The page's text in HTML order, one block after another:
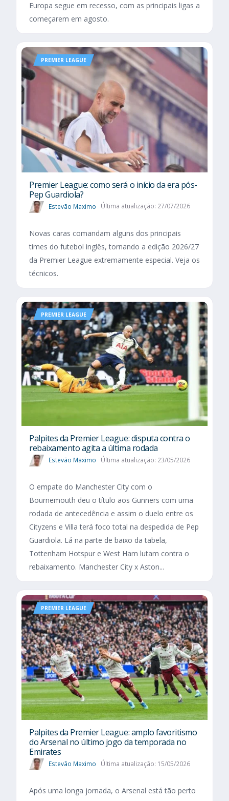
Europa segue em recesso, com as principais ligas a
começarem em agosto.
PREMIER LEAGUE
Premier League: como será o início da era pós-
Pep Guardiola?
Estevão Maximo Última atualização: 27/07/2026
Novas caras comandam alguns dos principais
times do futebol inglês, tornando a edição 2026/27
da Premier League extremamente especial. Veja os
técnicos.
PREMIER LEAGUE
Palpites da Premier League: disputa contra o
rebaixamento agita a última rodada
Estevão Maximo Última atualização: 23/05/2026
O empate do Manchester City com o
Bournemouth deu o título aos Gunners com uma
rodada de antecedência e assim o duelo entre os
Cityzens e Villa terá foco total na despedida de Pep
Guardiola. Lá na parte de baixo da tabela,
Tottenham Hotspur e West Ham lutam contra o
rebaixamento. Manchester City x Aston...
PREMIER LEAGUE
Palpites da Premier League: amplo favoritismo
do Arsenal no último jogo da temporada no
Emirates
Estevão Maximo Última atualização: 15/05/2026
Após uma longa jornada, o Arsenal está tão perto